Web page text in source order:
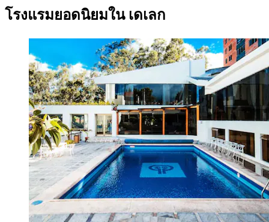
โรงแรมยอดนิยมใน เดเลก